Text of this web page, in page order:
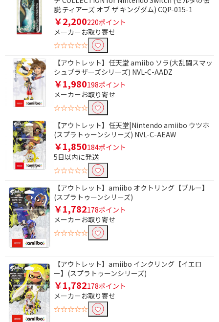
説 ティアーズ オブ ザ キングダム) CQP-015-1
￥2,200220ポイント
メーカーお取り寄せ
☆☆☆☆☆
【アウトレット】任天堂 amiibo ソラ(大乱闘スマッ
シュブラザーズシリーズ) NVL-C-AADZ
￥1,980198ポイント
メーカーお取り寄せ
☆☆☆☆☆
【アウトレット】任天堂|Nintendo amiibo ウツホ
(スプラトゥーンシリーズ) NVL-C-AEAW
￥1,850184ポイント
5日以内に発送
☆☆☆☆☆
【アウトレット】amiibo オクトリング【ブルー】
(スプラトゥーンシリーズ)
￥1,782178ポイント
メーカーお取り寄せ
☆☆☆☆☆
【アウトレット】amiibo インクリング【イエロ
ー】(スプラトゥーンシリーズ)
￥1,782178ポイント
メーカーお取り寄せ
☆☆☆☆☆